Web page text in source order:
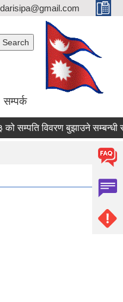
सम्पर्क
विवरण बुझाउने सम्बन्धी